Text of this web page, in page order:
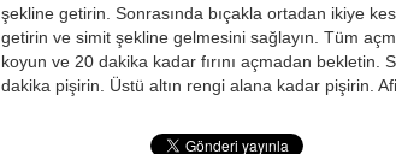
şekline getirin. Sonrasında bıçakla ortadan ikiye
getirin ve simit şekline gelmesini sağlayın. Tüm
koyun ve 20 dakika kadar fırını açmadan bekletin.
dakika pişirin. Üstü altın rengi alana kadar pişirin.